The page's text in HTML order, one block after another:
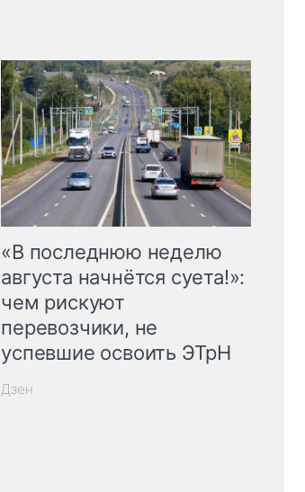
«В последнюю неделю
августа начнётся суета!»:
чем рискуют
перевозчики, не
успевшие освоить ЭТрН
Дзен